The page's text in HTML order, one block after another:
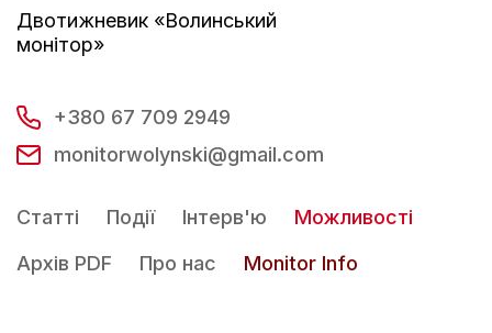
Двотижневик «Волинський
монітор»
+380 67 709 2949
monitorwolynski@gmail.com
Статті Події Інтерв'ю
Можливості
Архів PDF
Про нас Monitor Info